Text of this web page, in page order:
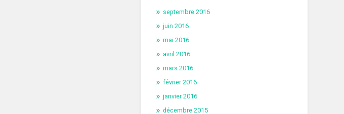
septembre 2016
juin 2016
mai 2016
avril 2016
mars 2016
février 2016
janvier 2016
décembre 2015